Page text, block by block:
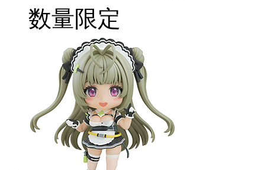
数量限定